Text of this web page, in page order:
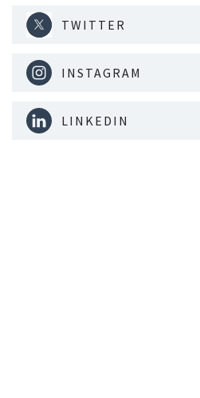
TWITTER
INSTAGRAM
LINKEDIN